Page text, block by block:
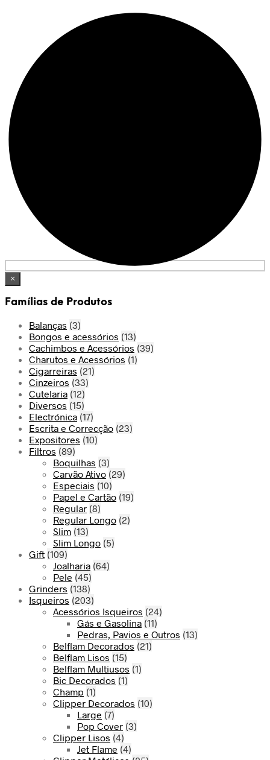
×
Famílias de Produtos
Balanças (3)
Bongos e acessórios (13)
Cachimbos e Acessórios (39)
Charutos e Acessórios (1)
Cigarreiras (21)
Cinzeiros (33)
Cutelaria (12)
Diversos (15)
Electrónica (17)
Escrita e Correcção (23)
Expositores (10)
Filtros (89)
Boquilhas (3)
Carvão Ativo (29)
Especiais (10)
Papel e Cartão (19)
Regular (8)
Regular Longo (2)
Slim (13)
Slim Longo (5)
Gift (109)
Joalharia (64)
Pele (45)
Grinders (138)
Isqueiros (203)
Acessórios Isqueiros (24)
Gás e Gasolina (11)
Pedras, Pavios e Outros (13)
Belflam Decorados (21)
Belflam Lisos (15)
Belflam Multiusos (1)
Bic Decorados (1)
Champ (1)
Clipper Decorados (10)
Large (7)
Pop Cover (3)
Clipper Lisos (4)
Jet Flame (4)